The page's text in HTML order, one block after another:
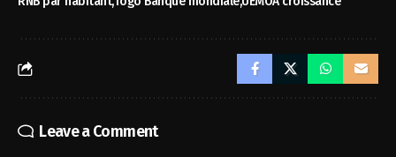
Leave a Comment